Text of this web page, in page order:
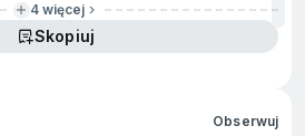
4 więcej
Skopiuj
Obserwuj